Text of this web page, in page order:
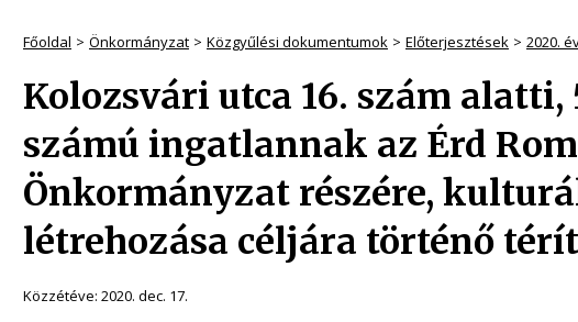
Főoldal Önkormányzat Közgyűlési dokumentumok Előterjesztések 2020.
Kolozsvári utca 16. szám
számú ingatlannak az Érd
Önkormányzat részére,
létrehozása céljára történő
Közzétéve: 2020. dec. 17.